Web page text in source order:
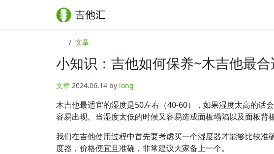
文章
小知识：吉他如何保养~木吉他最
文章 2024.06.14 by long
木吉他最适宜的湿度是50左右（40-60），如果湿度太高的话
容易出现。当湿度太低的时候又容易造成面板塌陷以及面板背
我们在吉他使用过程中首先要考虑买一个湿度器才能够比较
度器，价格便宜且准确，非常建议大家备上一个。